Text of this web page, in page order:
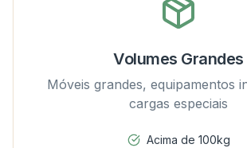
Volumes Grandes
Móveis grandes, equipamentos
cargas especiais
Acima de 100kg